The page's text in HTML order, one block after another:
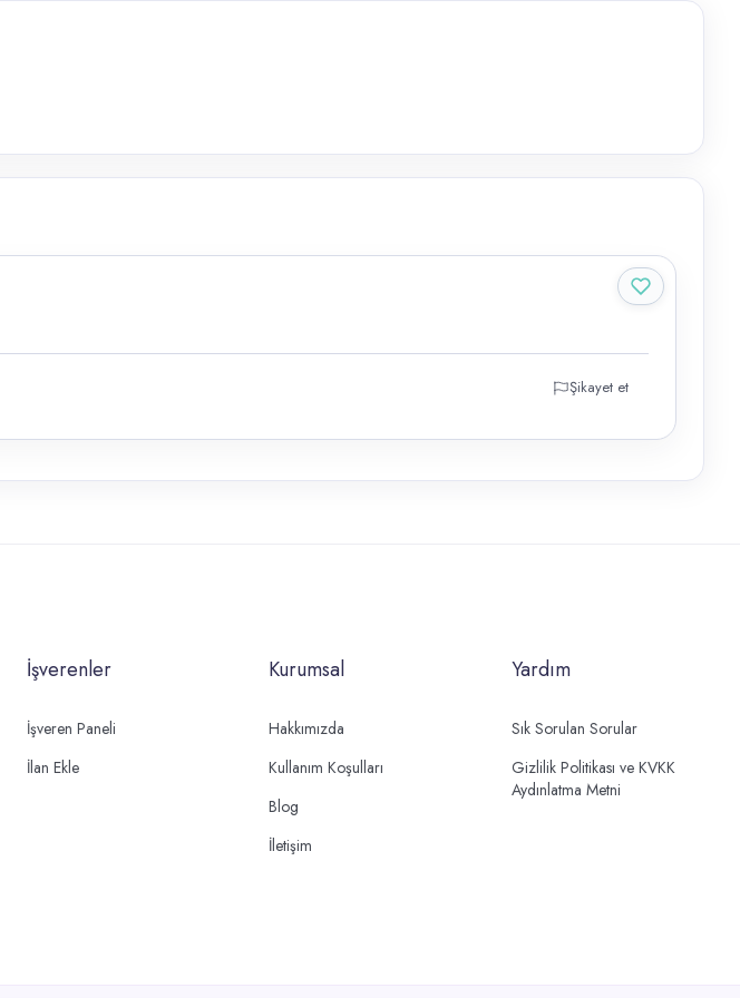
Şikayet et
İşverenler
İşveren Paneli
İlan Ekle
Kurumsal
Hakkımızda
Kullanım Koşulları
Blog
İletişim
Yardım
Sık Sorulan Sorular
Gizlilik Politikası ve KVKK
Aydınlatma Metni